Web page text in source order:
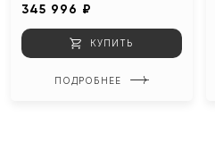
345 996 ₽
КУПИТЬ
ПОДРОБНЕЕ